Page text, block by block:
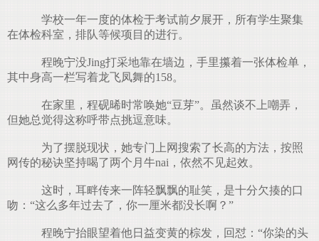
学校一年一度的体检于考试前夕展开，所有学生聚集
在体检科室，排队等候项目的进行。
程晚宁没Jing打采地靠在墙边，手里攥着一张体检单，
其中身高一栏写着龙飞凤舞的158。
在家里，程砚晞时常唤她“豆芽”。虽然谈不上嘲弄，
但她总觉得这称呼带点挑逗意味。
为了摆脱现状，她专门上网搜索了长高的方法，按照
网传的秘诀坚持喝了两个月牛nai，依然不见起效。
这时，耳畔传来一阵轻飘飘的耻笑，是十分欠揍的口
吻：“这么多年过去了，你一厘米都没长啊？”
程晚宁抬眼望着他日益变黄的棕发，回怼：“你染的头